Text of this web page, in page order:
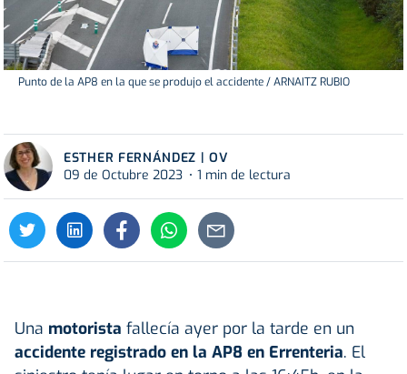
Punto de la AP8 en la que se produjo el accidente / ARNAITZ RUBIO
ESTHER FERNÁNDEZ | OV
09 de Octubre 2023
1 min de lectura
Una motorista fallecía ayer por la tarde en un
accidente registrado en la AP8 en Errenteria. El